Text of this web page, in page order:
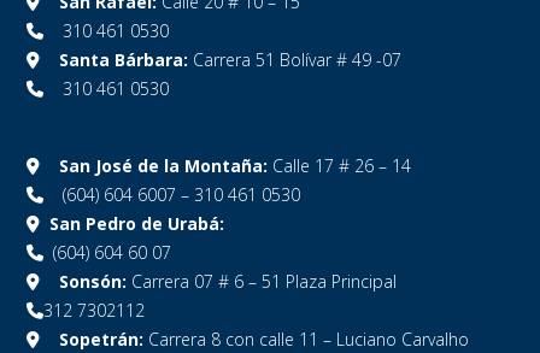
310 461 0530
Santa Bárbara: Carrera 51 Bolívar # 49 -07
310 461 0530
San José de la Montaña: Calle 17 # 26 – 14
(604) 604 6007 – 310 461 0530
San Pedro de Urabá:
(604) 604 60 07
Sonsón: Carrera 07 # 6 – 51 Plaza Principal
312 7302112
Sopetrán: Carrera 8 con calle 11 – Luciano Carvalho